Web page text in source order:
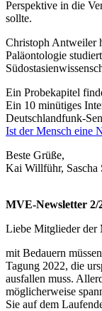
Perspektive in die
sollte.
Christoph Antweiler
Paläontologie
Ein Probekapitel
Ein 10 minütiges
Deutschlandfunk-
Ist der Mensch eine
Beste Grüße,
Kai Willführ, Sascha
MVE-Newsletter 2/
Liebe Mitglieder der
mit Bedauern
Tagung 2022, die
ausfallen muss.
möglicherweise
Sie auf dem